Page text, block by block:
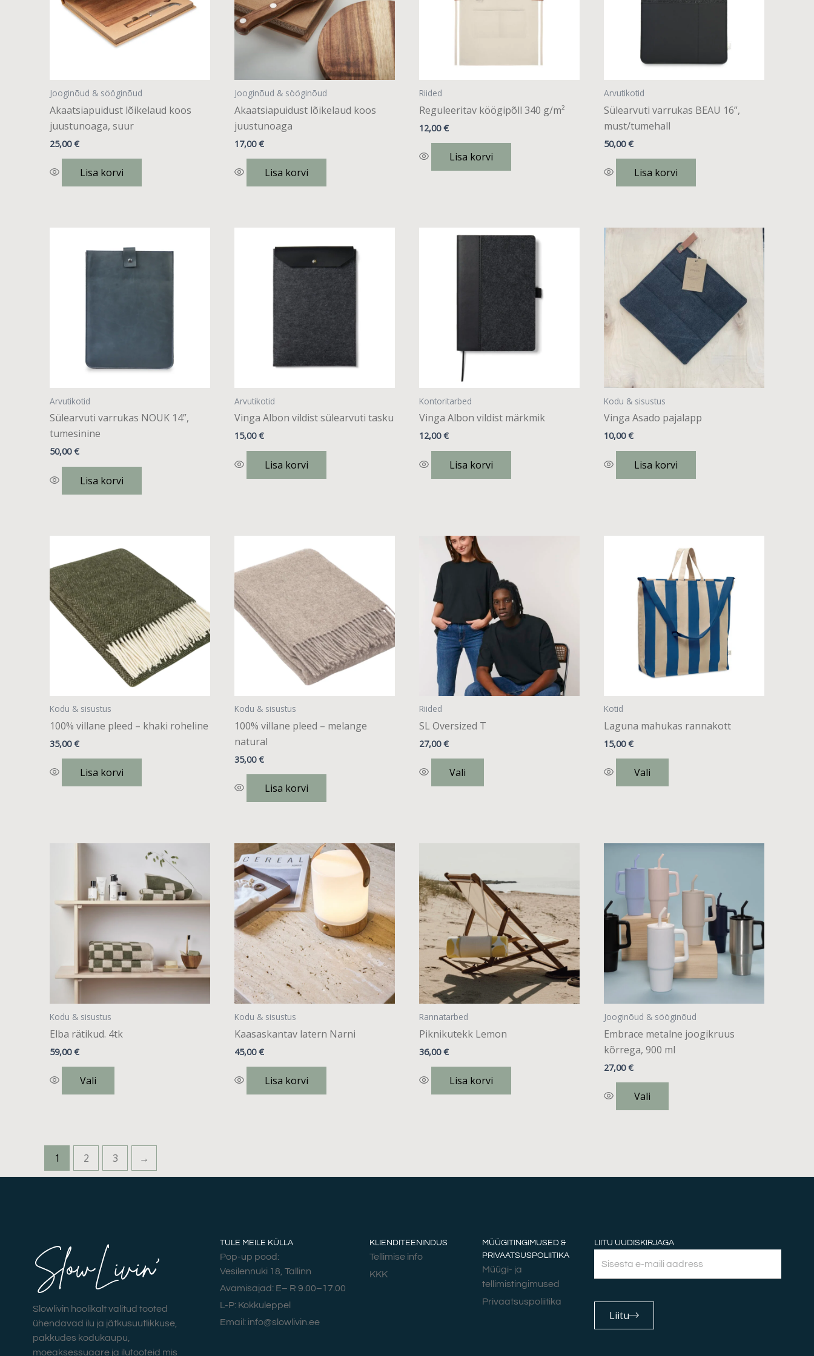
Jooginõud & sööginõud
Akaatsiapuidust lõikelaud koos
juustunoaga, suur
25,00€
Lisa korvi
Jooginõud & sööginõud
Akaatsiapuidust lõikelaud koos
juustunoaga
17,00€
Lisa korvi
Riided
Reguleeritav köögipõll 340 g/m²
12,00€
Lisa korvi
Arvutikotid
Sülearvuti varrukas BEAU 16”,
must/tumehall
50,00€
Lisa korvi
Arvutikotid
Sülearvuti varrukas NOUK 14”,
tumesinine
50,00€
Lisa korvi
Arvutikotid
Vinga Albon vildist sülearvuti tasku
15,00€
Lisa korvi
Kontoritarbed
Vinga Albon vildist märkmik
12,00€
Lisa korvi
Kodu & sisustus
Vinga Asado pajalapp
10,00€
Lisa korvi
Kodu & sisustus
100% villane pleed – khaki roheline
35,00€
Lisa korvi
Kodu & sisustus
100% villane pleed – melange
natural
35,00€
Lisa korvi
Riided
SL Oversized T
27,00€
Vali
on
mitu
varianti.
Valikuid
saab
tootelehel.
Kotid
Laguna mahukas rannakott
15,00€
Vali
Sellel
tootel
on
mitu
varianti.
Valikuid
saab
teha
tootelehel.
Kodu & sisustus
Elba rätikud. 4tk
59,00€
Vali
tootel
mitu
varianti.
Valikuid
saab
teha
tootelehel.
Kodu & sisustus
Kaasaskantav latern Narni
45,00€
Lisa korvi
Rannatarbed
Piknikutekk Lemon
36,00€
Lisa korvi
Jooginõud & sööginõud
Embrace metalne joogikruus
kõrrega, 900 ml
27,00€
Vali
Sellel
on
mitu
varianti.
Valikuid
saab
teha
tootelehel.
1 2 3 →
Slowlivin hoolikalt valitud tooted
ühendavad ilu ja jätkusuutlikkuse,
pakkudes kodukaupu,
moeaksessuaare ja ilutooteid mis
TULE MEILE KÜLLA
Pop-up pood:
Vesilennuki 18, Tallinn
Avamisajad: E– R 9.00–17.00
L-P: Kokkuleppel
Email: info@slowlivin.ee
KLIENDITEENINDUS
Tellimise info
KKK
MÜÜGITINGIMUSED &
PRIVAATSUSPOLIITIKA
Müügi- ja
tellimistingimused
Privaatsuspoliitika
LIITU UUDISKIRJAGA
Liitu